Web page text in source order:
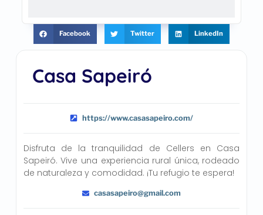
Casa Sapeiró
https://www.casasapeiro.com/
Disfruta de la tranquilidad de Cellers en Casa
Sapeiró. Vive una experiencia rural única, rodeado
de naturaleza y comodidad. ¡Tu refugio te espera!
casasapeiro@gmail.com
Facebook Twitter LinkedIn